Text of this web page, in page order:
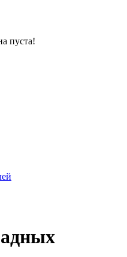
пуста!